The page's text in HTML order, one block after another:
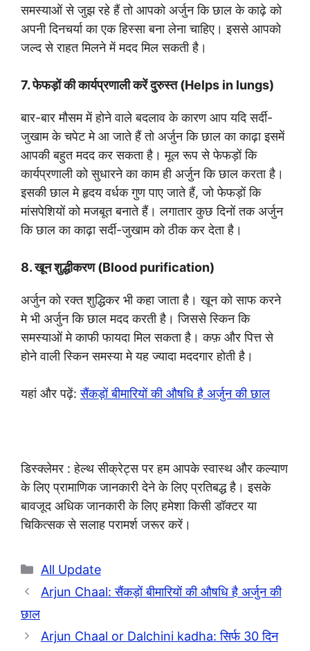
समस्याओं से जुझ रहे हैं तो आपको अर्जुन कि छाल के काढ़े को
अपनी दिनचर्या का एक हिस्सा बना लेना चाहिए। इससे आपको
जल्द से राहत मिलने में मदद मिल सकती है।
7. फेफड़ों की कार्यप्रणाली करें दुरुस्त (Helps in lungs)
बार-बार मौसम में होने वाले बदलाव के कारण आप यदि सर्दी-
जुखाम के चपेट मे आ जाते हैं तो अर्जुन कि छाल का काढ़ा इसमें
आपकी बहुत मदद कर सकता है। मूल रूप से फेफड़ों कि
कार्यप्रणाली को सुधारने का काम ही अर्जुन कि छाल करता है।
इसकी छाल मे हृदय वर्धक गुण पाए जाते हैं, जो फेफड़ों कि
मांसपेशियों को मजबूत बनाते हैं। लगातार कुछ दिनों तक अर्जुन
कि छाल का काढ़ा सर्दी-जुखाम को ठीक कर देता है।
8. खून शुद्धीकरण (Blood purification)
अर्जुन को रक्त शुद्धिकर भी कहा जाता है। खून को साफ करने
मे भी अर्जुन कि छाल मदद करती है। जिससे स्किन कि
समस्याओं मे काफी फायदा मिल सकता है। कफ़ और पित्त से
होने वाली स्किन समस्या मे यह ज्यादा मददगार होती है।
यहां और पढ़ें:सैंकड़ों बीमारियों की औषधि है अर्जुन की छाल
डिस्क्लेमर : हेल्थ सीक्रेट्स पर हम आपके स्वास्थ और कल्याण
के लिए प्रामाणिक जानकारी देने के लिए प्रतिबद्ध है। इसके
बावजूद अधिक जानकारी के लिए हमेशा किसी डॉक्टर या
चिकित्सक से सलाह परामर्श जरूर करें।
Categories
All Update
Arjun Chaal: सैंकड़ों बीमारियों की औषधि है अर्जुन की
छाल
Arjun Chaal or Dalchini kadha: सिर्फ 30 दिन